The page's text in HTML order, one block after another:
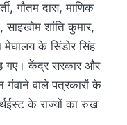
गौतम दास, माणिक
शांति कुमार,
के सिंडोर सिंह
गए। केंद्र सरकार और
वाले पत्रकारों के
के राज्यों का रुख